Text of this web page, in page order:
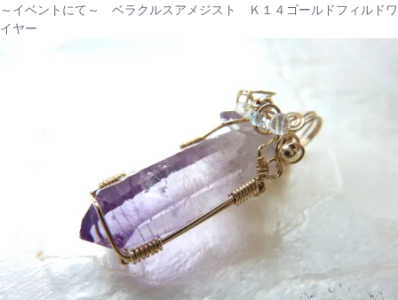
～イベントにて～ ベラクルスアメジスト Ｋ１４ゴールドフィルドワ
イヤー